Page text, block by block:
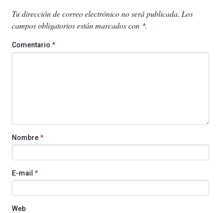
Tu dirección de correo electrónico no será publicada. Los
campos obligatorios están marcados con *.
Comentario *
Nombre*
E-mail *
Web